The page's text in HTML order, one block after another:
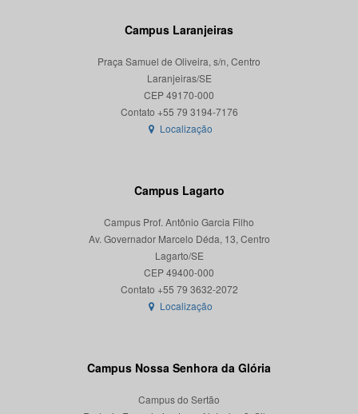
Campus Laranjeiras
Praça Samuel de Oliveira, s/n, Centro
Laranjeiras/SE
CEP 49170-000
Localização
Campus Lagarto
Campus Prof. Antônio Garcia Filho
Av. Governador Marcelo Déda, 13, Centro
Lagarto/SE
CEP 49400-000
Localização
Campus Nossa Senhora da Glória
Campus do Sertão